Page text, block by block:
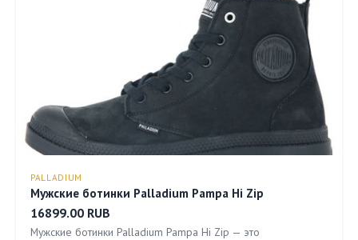
PALLADIUM
Мужские ботинки Palladium Pampa Hi Zip
16899.00 RUB
Мужские ботинки Palladium Pampa Hi Zip — это